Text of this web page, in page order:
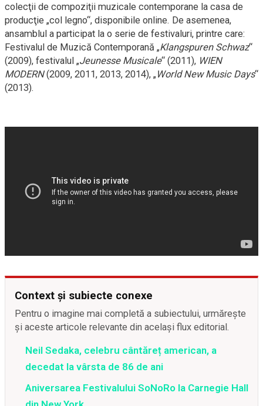
colecţii de compoziţii muzicale contemporane la casa de
producţie „col legno“, disponibile online. De asemenea,
ansamblul a participat la o serie de festivaluri, printre care:
Festivalul de Muzică Contemporană „Klangspuren Schwaz“
(2009), festivalul „Jeunesse Musicale“ (2011), WIEN
MODERN(2009, 2011, 2013, 2014), „World New Music Days“
(2013).
Context și subiecte conexe
Pentru o imagine mai completă a subiectului, urmărește
și aceste articole relevante din același flux editorial.
Neil Sedaka, celebru cântăreț american, a
decedat la vârsta de 86 de ani
Aniversarea Festivalului SoNoRo la Carnegie Hall